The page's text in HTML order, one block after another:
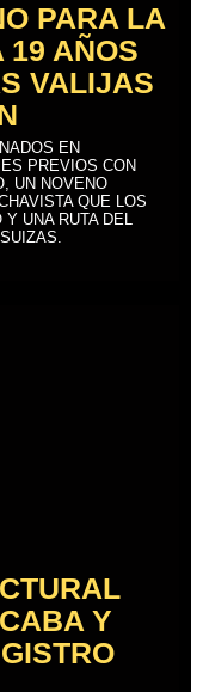
PARA LA
19 AÑOS
VALIJAS
EN
PREVIOS CON
UN NOVENO
QUE LOS
UNA RUTA DEL
Y